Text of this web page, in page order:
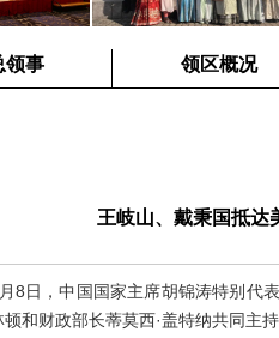
领事 领区概况
王岐山、戴秉国抵达
8日，中国国家主席胡锦涛特别代
和财政部长蒂莫西·盖特纳共同主